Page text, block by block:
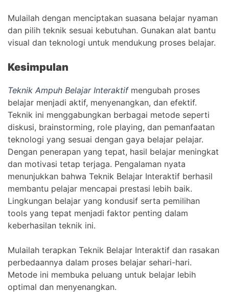
Mulailah dengan menciptakan suasana belajar nyaman
dan pilih teknik sesuai kebutuhan. Gunakan alat bantu
visual dan teknologi untuk mendukung proses belajar.
Kesimpulan
Teknik Ampuh Belajar Interaktifmengubah proses
belajar menjadi aktif, menyenangkan, dan efektif.
Teknik ini menggabungkan berbagai metode seperti
diskusi, brainstorming, role playing, dan pemanfaatan
teknologi yang sesuai dengan gaya belajar pelajar.
Dengan penerapan yang tepat, hasil belajar meningkat
dan motivasi tetap terjaga. Pengalaman nyata
menunjukkan bahwa Teknik Belajar Interaktif berhasil
membantu pelajar mencapai prestasi lebih baik.
Lingkungan belajar yang kondusif serta pemilihan
tools yang tepat menjadi faktor penting dalam
keberhasilan teknik ini.
Mulailah terapkan Teknik Belajar Interaktif dan rasakan
perbedaannya dalam proses belajar sehari-hari.
Metode ini membuka peluang untuk belajar lebih
optimal dan menyenangkan.